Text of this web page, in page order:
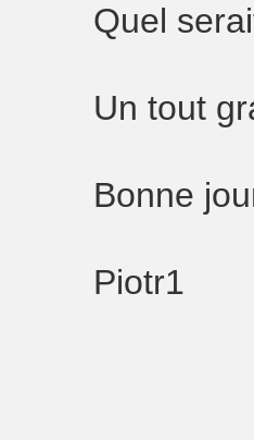
Quel
Un tout
Bonne
Piotr1